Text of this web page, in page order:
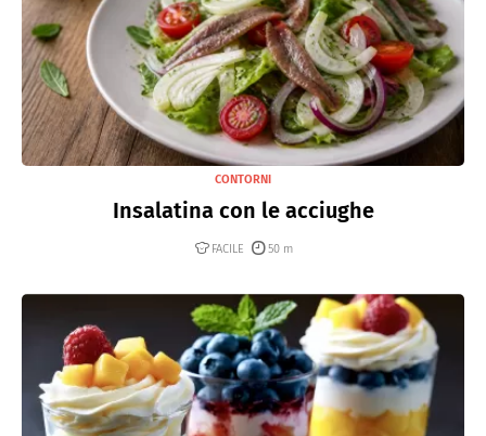
CONTORNI
Insalatina con le acciughe
FACILE 50 m